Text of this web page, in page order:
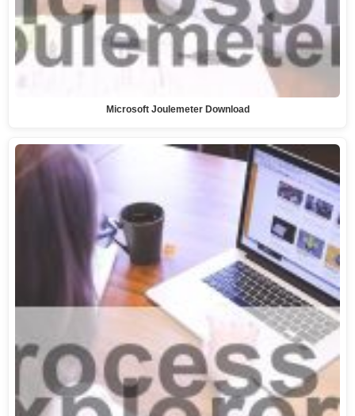
Microsoft Joulemeter Download